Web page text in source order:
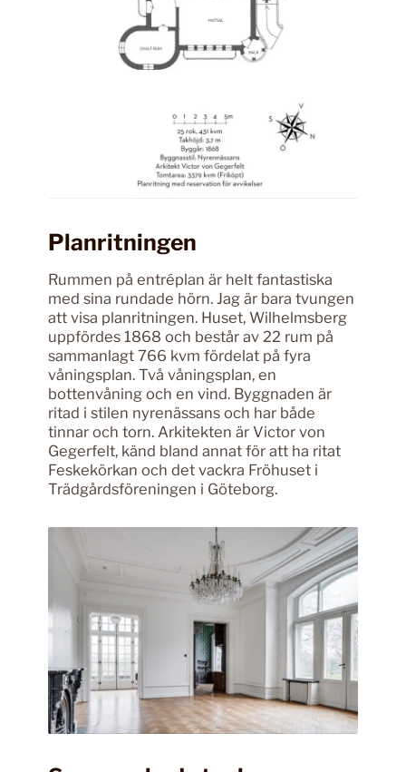
Planritningen
Rummen på entréplan är helt fantastiska
med sina rundade hörn. Jag är bara tvungen
att visa planritningen. Huset, Wilhelmsberg
uppfördes 1868 och består av 22 rum på
sammanlagt 766 kvm fördelat på fyra
våningsplan. Två våningsplan, en
bottenvåning och en vind. Byggnaden är
ritad i stilen nyrenässans och har både
tinnar och torn. Arkitekten är Victor von
Gegerfelt, känd bland annat för att ha ritat
Feskekörkan och det vackra Fröhuset i
Trädgårdsföreningen i Göteborg.